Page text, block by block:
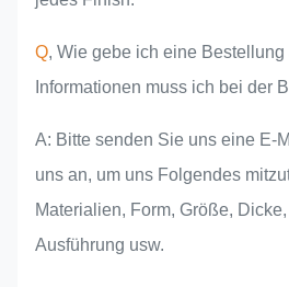
Q, Wie gebe ich eine
Informationen muss ich bei der
A: Bitte senden Sie uns eine E-
uns an, um uns Folgendes
Materialien, Form, Größe, Dicke,
Ausführung usw.